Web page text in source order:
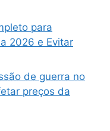
para
2026 e Evitar
de guerra no
preços da